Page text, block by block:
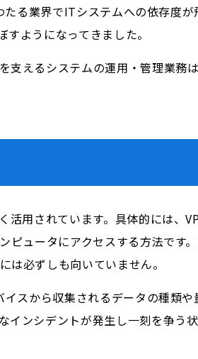
る業界でITシステムへの依存度が
ようになってきました。
支えるシステムの運用・管理業務
活用されています。具体的には、
ピュータにアクセスする方法です
必ずしも向いていません。
スから収集されるデータの種類や
インシデントが発生し一刻を争う